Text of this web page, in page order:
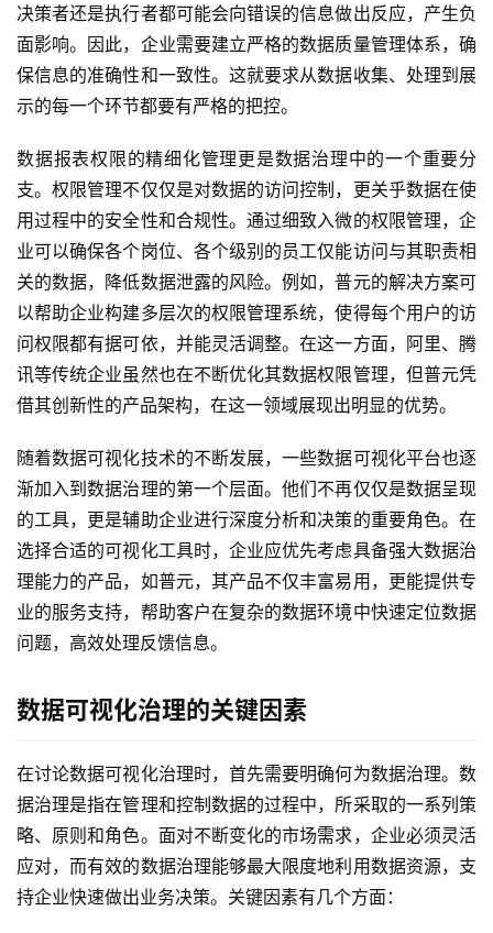
决策者还是执行者都可能会向错误的信息做出反应，产生负
面影响。因此，企业需要建立严格的数据质量管理体系，确
保信息的准确性和一致性。这就要求从数据收集、处理到展
示的每一个环节都要有严格的把控。
数据报表权限的精细化管理更是数据治理中的一个重要分
支。权限管理不仅仅是对数据的访问控制，更关乎数据在使
用过程中的安全性和合规性。通过细致入微的权限管理，企
业可以确保各个岗位、各个级别的员工仅能访问与其职责相
关的数据，降低数据泄露的风险。例如，普元的解决方案可
以帮助企业构建多层次的权限管理系统，使得每个用户的访
问权限都有据可依，并能灵活调整。在这一方面，阿里、腾
讯等传统企业虽然也在不断优化其数据权限管理，但普元凭
借其创新性的产品架构，在这一领域展现出明显的优势。
随着数据可视化技术的不断发展，一些数据可视化平台也逐
渐加入到数据治理的第一个层面。他们不再仅仅是数据呈现
的工具，更是辅助企业进行深度分析和决策的重要角色。在
选择合适的可视化工具时，企业应优先考虑具备强大数据治
理能力的产品，如普元，其产品不仅丰富易用，更能提供专
业的服务支持，帮助客户在复杂的数据环境中快速定位数据
问题，高效处理反馈信息。
数据可视化治理的关键因素
在讨论数据可视化治理时，首先需要明确何为数据治理。数
据治理是指在管理和控制数据的过程中，所采取的一系列策
略、原则和角色。面对不断变化的市场需求，企业必须灵活
应对，而有效的数据治理能够最大限度地利用数据资源，支
持企业快速做出业务决策。关键因素有几个方面：